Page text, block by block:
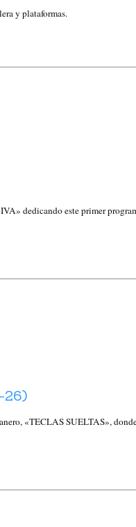
y plataformas.
dedicando este primer
26)
«TECLAS SUELTAS»,